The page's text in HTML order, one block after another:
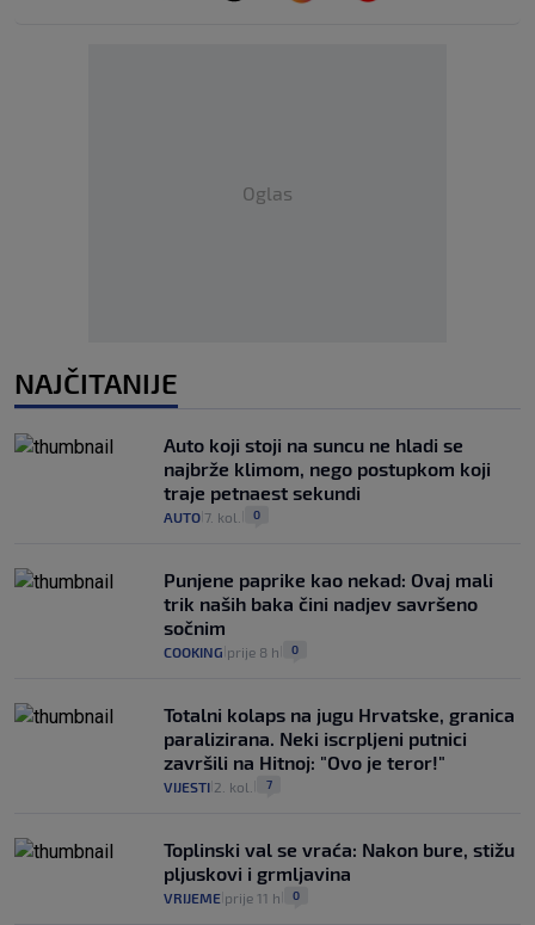
Oglas
NAJČITANIJE
Auto koji stoji na suncu ne hladi se
najbrže klimom, nego postupkom koji
traje petnaest sekundi
AUTO 7. kol. 0
Punjene paprike kao nekad: Ovaj mali
trik naših baka čini nadjev savršeno
sočnim
COOKING prije 8 h 0
Totalni kolaps na jugu Hrvatske, granica
paralizirana. Neki iscrpljeni putnici
završili na Hitnoj: "Ovo je teror!"
VIJESTI 2. kol. 7
Toplinski val se vraća: Nakon bure, stižu
pljuskovi i grmljavina
VRIJEME prije 11 h 0